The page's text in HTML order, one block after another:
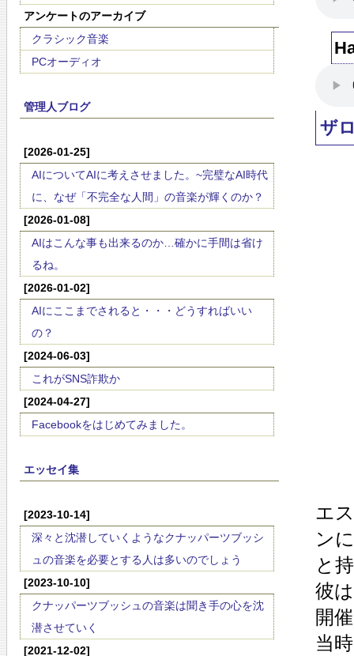
アンケートのアーカイブ
クラシック音楽
PCオーディオ
管理人ブログ
[2026-01-25]
AIについてAIに考えさせました。~完璧なAI時代
に、なぜ「不完全な人間」の音楽が輝くのか？
[2026-01-08]
AIはこんな事も出来るのか…確かに手間は省け
るね。
[2026-01-02]
AIにここまでされると・・・どうすればいい
の？
[2024-06-03]
これがSNS詐欺か
[2024-04-27]
Facebookをはじめてみました。
エッセイ集
[2023-10-14]
深々と沈潜していくようなクナッパーツブッシ
ュの音楽を必要とする人は多いのでしょう
[2023-10-10]
クナッパーツブッシュの音楽は聞き手の心を沈
潜させていく
[2021-12-02]
ザ
エ
ン
と
彼
開
当